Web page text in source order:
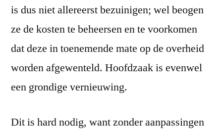
is dus niet allereerst bezuinigen; wel beogen
ze de kosten te beheersen en te voorkomen
dat deze in toenemende mate op de overheid
worden afgewenteld. Hoofdzaak is evenwel
een grondige vernieuwing.
Dit is hard nodig, want zonder aanpassingen